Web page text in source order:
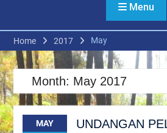
Menu
Home 2017 May
Month: May 2017
MAY
UNDANGAN